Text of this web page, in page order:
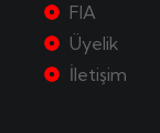
FIA
Üyelik
İletişim